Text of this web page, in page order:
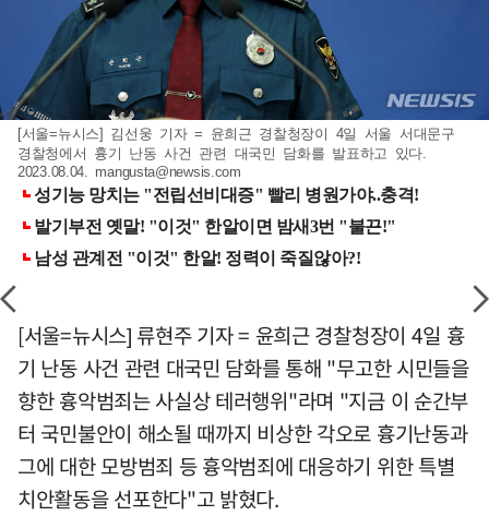
[서울=뉴시스] 김선웅 기자 = 윤희근 경찰청장이 4일 서울 서대문구
경찰청에서 흉기 난동 사건 관련 대국민 담화를 발표하고 있다.
2023.08.04. mangusta@newsis.com
[서울=뉴시스] 류현주 기자 = 윤희근 경찰청장이 4일 흉
기 난동 사건 관련 대국민 담화를 통해 "무고한 시민들을
향한 흉악범죄는 사실상 테러행위"라며 "지금 이 순간부
터 국민불안이 해소될 때까지 비상한 각오로 흉기난동과
그에 대한 모방범죄 등 흉악범죄에 대응하기 위한 특별
치안활동을 선포한다"고 밝혔다.